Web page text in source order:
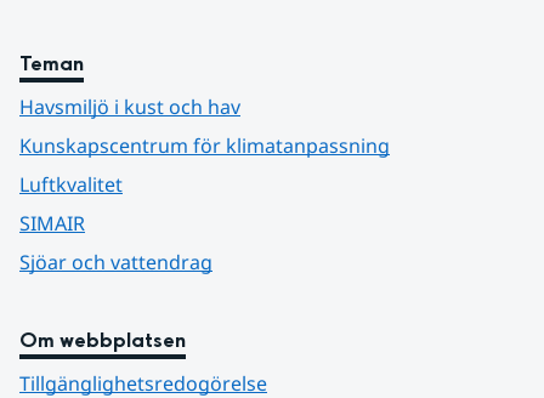
Teman
Havsmiljö i kust och hav
Kunskapscentrum för klimatanpassning
Luftkvalitet
SIMAIR
Sjöar och vattendrag
Om webbplatsen
Tillgänglighetsredogörelse